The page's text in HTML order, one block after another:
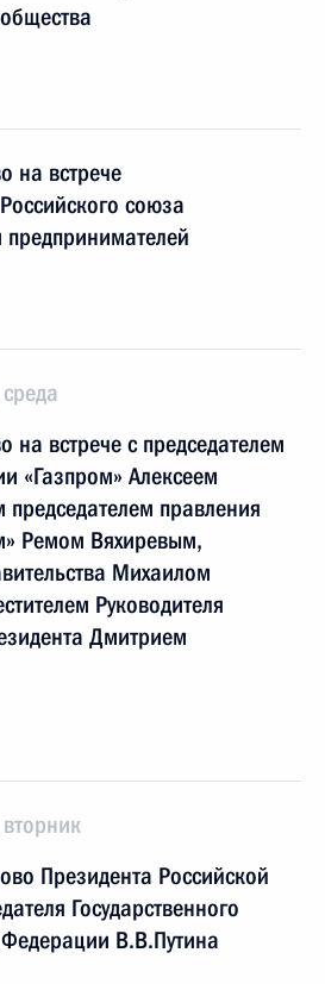
на встрече
союза
на встрече с председателем
«Газпром» Алексеем
правления
Ремом Вяхиревым,
Михаилом
Руководителя
Дмитрием
Президента Российской
Государственного
В.В.Путина